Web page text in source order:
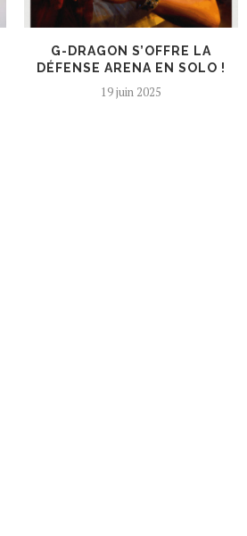
G-DRAGON S’OFFRE LA
DÉFENSE ARENA EN SOLO !
19 juin 2025